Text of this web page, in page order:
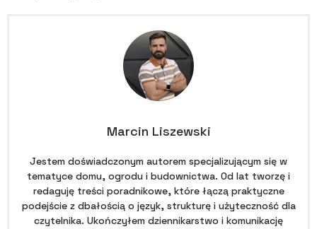
Marcin Liszewski
Jestem doświadczonym autorem specjalizującym się w
tematyce domu, ogrodu i budownictwa. Od lat tworzę i
redaguję treści poradnikowe, które łączą praktyczne
podejście z dbałością o język, strukturę i użyteczność dla
czytelnika. Ukończyłem dziennikarstwo i komunikację